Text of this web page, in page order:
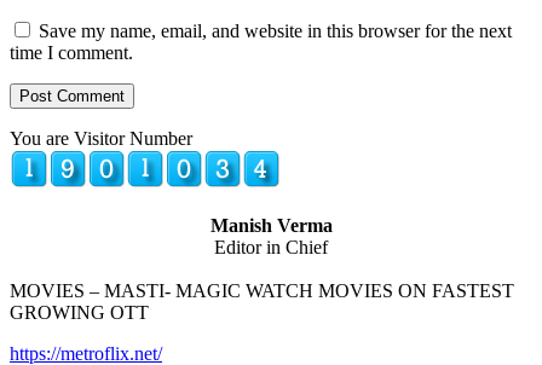
Save my name, email, and website in this browser for the next
time I comment.
You are Visitor Number
Manish Verma
Editor in Chief
MOVIES – MASTI- MAGIC WATCH MOVIES ON FASTEST
GROWING OTT
https://metroflix.net/